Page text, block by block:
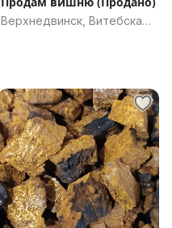
Верхнедвинск, Витебская